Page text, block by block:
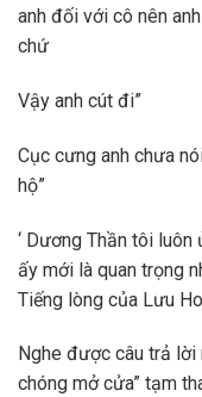
anh đối với cô nên
chứ
Vậy anh cút đi”
Cục cưng anh chưa
hộ”
‘ Dương Thần tôi
ấy mới là quan trọng
Tiếng lòng của Lưu
Nghe được câu trả lời
chóng mở cửa” tạm